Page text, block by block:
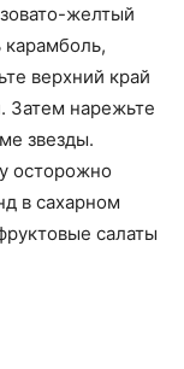
желтый
верхний край
Затем нарежьте
звезды.
осторожно
в сахарном
салаты